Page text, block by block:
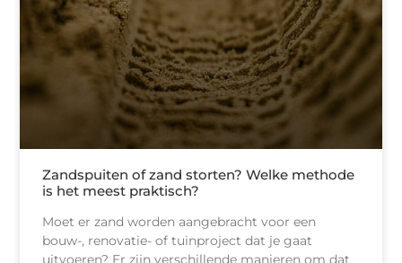
Zandspuiten of zand storten? Welke methode
is het meest praktisch?
Moet er zand worden aangebracht voor een
bouw-, renovatie- of tuinproject dat je gaat
uitvoeren? Er zijn verschillende manieren om dat